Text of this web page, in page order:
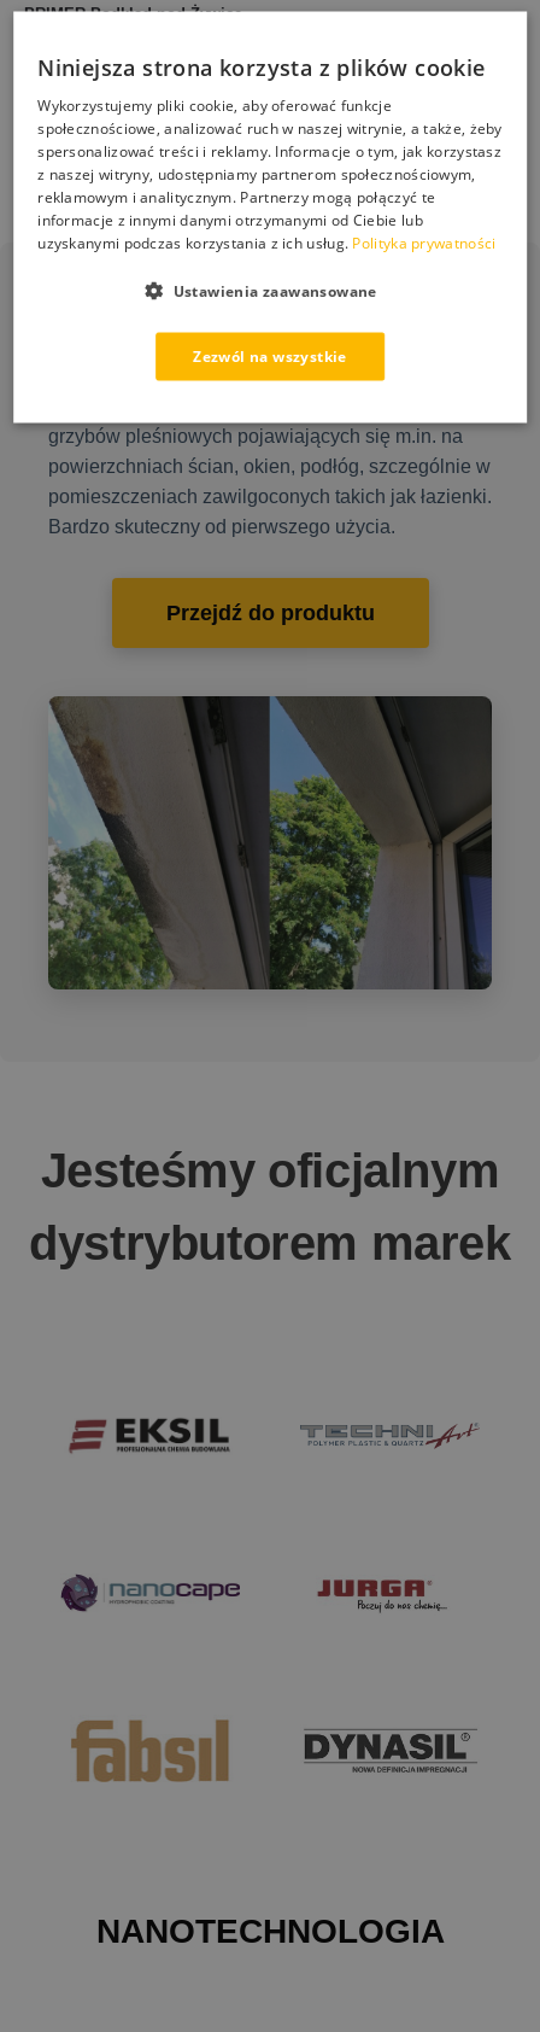
PRIMER Podkład pod Żywicę
ESKIL 5L
Dodaj do koszyka
Stabilizacja Nawierzchni 5L
249,00zł
Dodaj do koszyka
PS-50 Grzyb Stop
grzybów pleśniowych pojawiających się m.in. na
powierzchniach ścian, okien, podłóg, szczególnie w
pomieszczeniach zawilgoconych takich jak łazienki.
Bardzo skuteczny od pierwszego użycia.
Przejdź do produktu
Jesteśmy oficjalnym
dystrybutorem marek
NANOTECHNOLOGIA
Niniejsza strona korzysta z plików cookie
Wykorzystujemy pliki cookie, aby oferować funkcje
społecznościowe, analizować ruch w naszej witrynie, a także, żeby
spersonalizować treści i reklamy. Informacje o tym, jak korzystasz
z naszej witryny, udostępniamy partnerom społecznościowym,
reklamowym i analitycznym. Partnerzy mogą połączyć te
informacje z innymi danymi otrzymanymi od Ciebie lub
uzyskanymi podczas korzystania z ich usług. Polityka prywatności
Zezwól na wszystkie
Ustawienia zaawansowane